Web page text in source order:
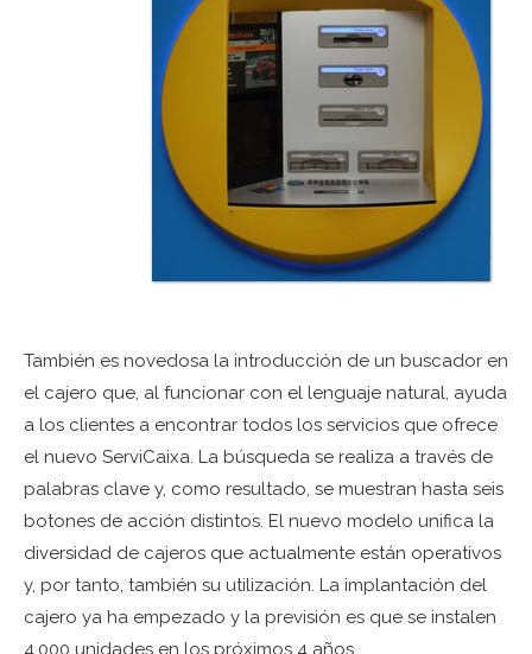
También es novedosa la introducción de un buscador en
el cajero que, al funcionar con el lenguaje natural, ayuda
a los clientes a encontrar todos los servicios que ofrece
el nuevo ServiCaixa. La búsqueda se realiza a través de
palabras clave y, como resultado, se muestran hasta seis
botones de acción distintos. El nuevo modelo unifica la
diversidad de cajeros que actualmente están operativos
y, por tanto, también su utilización. La implantación del
cajero ya ha empezado y la previsión es que se instalen
4.000 unidades en los próximos 4 años.